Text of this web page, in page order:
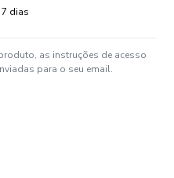
dias
as instruções de acesso
para o seu email.